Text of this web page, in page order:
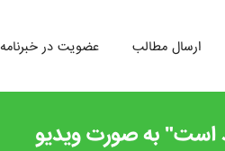
عضویت در خبرنامه ارسال مطالب
است" به صورت ویدیو